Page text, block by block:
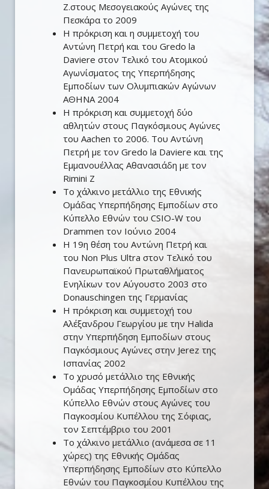
Z.στους Μεσογειακούς Αγώνες της
Πεσκάρα το 2009
Η πρόκριση και η συμμετοχή του
Αντώνη Πετρή και του Gredo la
Daviere στον Τελικό του Ατομικού
Αγωνίσματος της Υπερπήδησης
Εμποδίων των Ολυμπιακών Αγώνων
ΑΘΗΝΑ 2004
Η πρόκριση και συμμετοχή δύο
αθλητών στους Παγκόσμιους Αγώνες
του Aachen το 2006. Του Αντώνη
Πετρή με τον Gredo la Daviere και της
Εμμανουέλλας Αθανασιάδη με τον
Rimini Z
To χάλκινο μετάλλιο της Εθνικής
Ομάδας Υπερπήδησης Εμποδίων στο
Κύπελλο Εθνών του CSIO-W του
Drammen τον Ιούνιο 2004
Η 19η θέση του Αντώνη Πετρή και
του Non Plus Ultra στον Τελικό του
Πανευρωπαϊκού Πρωταθλήματος
Ενηλίκων τον Αύγουστο 2003 στο
Donauschingen της Γερμανίας
Η πρόκριση και συμμετοχή του
Αλέξανδρου Γεωργίου με την Halida
στην Υπερπήδηση Εμποδίων στους
Παγκόσμιους Αγώνες στην Jerez της
Ισπανίας 2002
Το χρυσό μετάλλιο της Εθνικής
Ομάδας Υπερπήδησης Εμποδίων στο
Κύπελλο Εθνών στους Αγώνες του
Παγκοσμίου Κυπέλλου της Σόφιας,
τον Σεπτέμβριο του 2001
Το χάλκινο μετάλλιο (ανάμεσα σε 11
χώρες) της Εθνικής Ομάδας
Υπερπήδησης Εμποδίων στο Κύπελλο
Εθνών του Παγκοσμίου Κυπέλλου της